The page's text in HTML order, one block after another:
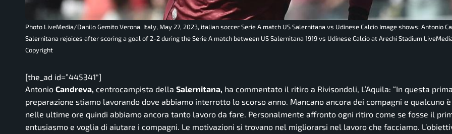
Photo LiveMedia/Danilo Gemito Verona, Italy, May 27, 2023, italian soccer Serie A match US Salernitana vs Udinese Calcio Image shows: Antonio
Salernitana rejoices after scoring a goal of 2-2 during the Serie A match between US Salernitana 1919 vs Udinese Calcio at Arechi Stadium
Copyright
[the_ad id=”445341″]
Antonio Candreva, centrocampista della Salernitana, ha commentato il ritiro a Rivisondoli, L’Aquila: “In questa
preparazione stiamo lavorando dove abbiamo interrotto lo scorso anno. Mancano ancora dei compagni e qualcuno
nelle ultime ore quindi abbiamo ancora tanto lavoro da fare. Personalmente affronto ogni ritiro come se fosse il
entusiasmo e voglia di aiutare i compagni. Le motivazioni si trovano nel migliorarsi nel lavoro che facciamo.